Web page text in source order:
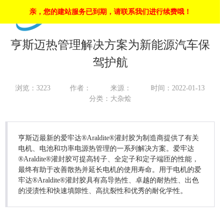
亲，您的建站服务已到期，请联系我们进行续费哦！
首页
角
上海市高新技术企业
亨斯迈热管理解决方案为新能源汽车保
驾护航
浏览： 3223 作者： 来源：
时间：2022-01-13
分类：大杂烩
亨斯迈最新的爱牢达®Araldite®灌封胶为制造商提供了有关
电机、电池和功率电源热管理的一系列解决方案。爱牢达
®Araldite®灌封胶可提高转子、全定子和定子端匝的性能，
最终有助于改善散热并延长电机的使用寿命。用于电机的爱
牢达®Araldite®灌封胶具有高导热性、卓越的耐热性、出色
的浸渍性和快速填隙性、高抗裂性和优秀的耐化学性。